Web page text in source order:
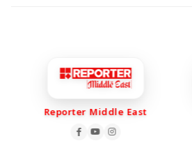
Reporter Middle East